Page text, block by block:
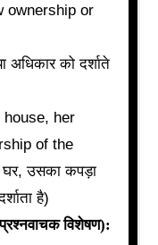
ownership or
अधिकार को दर्शाते
house, her
of the
उसका कपड़ा
है)
विशेषण):